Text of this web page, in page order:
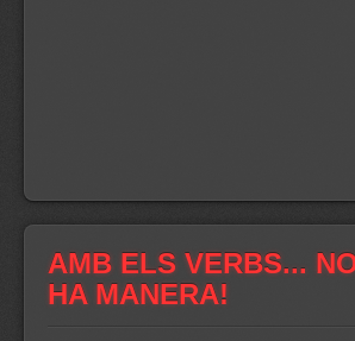
AMB ELS VERBS...
HA MANERA!